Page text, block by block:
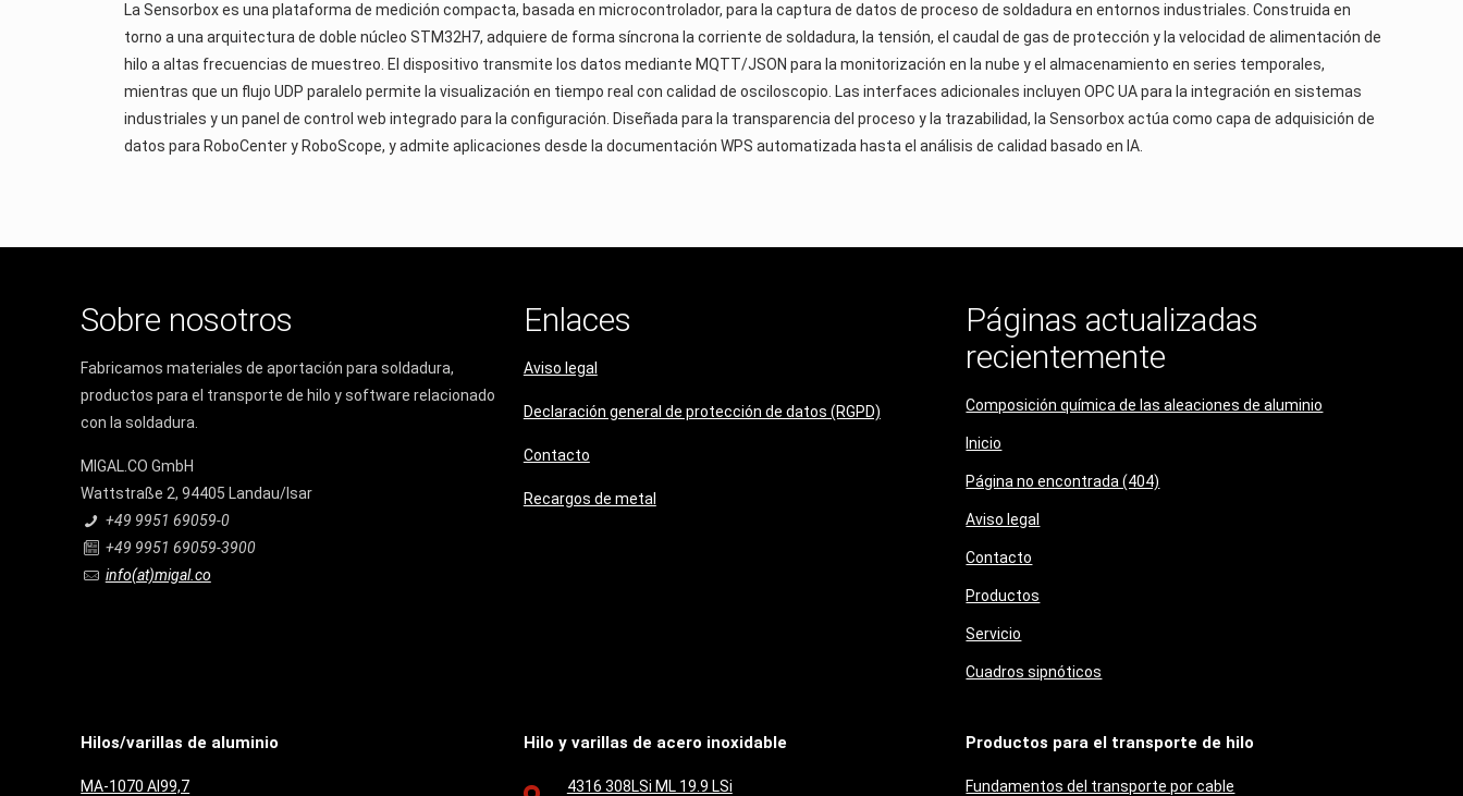
La Sensorbox es una plataforma de medición compacta, basada en microcontrolador, para la captura de datos de proceso de soldadura en entornos industriales. Construida en
torno a una arquitectura de doble núcleo STM32H7, adquiere de forma síncrona la corriente de soldadura, la tensión, el caudal de gas de protección y la velocidad de alimentación de
hilo a altas frecuencias de muestreo. El dispositivo transmite los datos mediante MQTT/JSON para la monitorización en la nube y el almacenamiento en series temporales,
mientras que un flujo UDP paralelo permite la visualización en tiempo real con calidad de osciloscopio. Las interfaces adicionales incluyen OPC UA para la integración en sistemas
industriales y un panel de control web integrado para la configuración. Diseñada para la transparencia del proceso y la trazabilidad, la Sensorbox actúa como capa de adquisición de
datos para RoboCenter y RoboScope, y admite aplicaciones desde la documentación WPS automatizada hasta el análisis de calidad basado en IA.
Sobre nosotros
Fabricamos materiales de aportación para soldadura,
productos para el transporte de hilo y software relacionado
con la soldadura.
MIGAL.CO GmbH
Wattstraße 2, 94405 Landau/Isar
+49 9951 69059-0
+49 9951 69059-3900
info(at)migal.co
Enlaces
Aviso legal
Declaración general de protección de datos (RGPD)
Contacto
Recargos de metal
Páginas actualizadas
recientemente
Composición química de las aleaciones de aluminio
Inicio
Página no encontrada (404)
Aviso legal
Contacto
Productos
Servicio
Cuadros sipnóticos
Hilos/varillas de aluminio
MA-1070 Al99,7
Hilo y varillas de acero inoxidable
4316 308LSi ML 19.9 LSi
Productos para el transporte de hilo
Fundamentos del transporte por cable